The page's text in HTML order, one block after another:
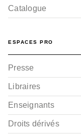
Catalogue
ESPACES PRO
Presse
Libraires
Enseignants
Droits dérivés